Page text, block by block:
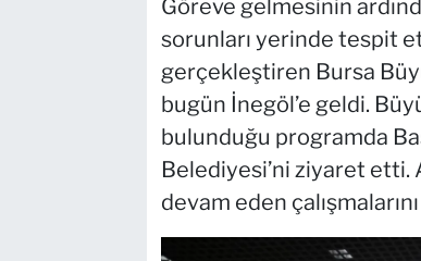
Göreve gelmesinin
sorunları yerinde tespit
gerçekleştiren Bursa
bugün İnegöl’e geldi.
bulunduğu programda
Belediyesi’ni ziyaret etti.
devam eden